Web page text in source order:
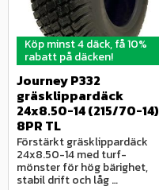
Köp minst 4 däck, få 10%
rabatt på däcken!
Journey P332
gräsklippardäck
24x8.50-14 (215/70-14)
8PR TL
Förstärkt gräsklippardäck
24x8.50-14 med turf-
mönster för hög bärighet,
stabil drift och låg